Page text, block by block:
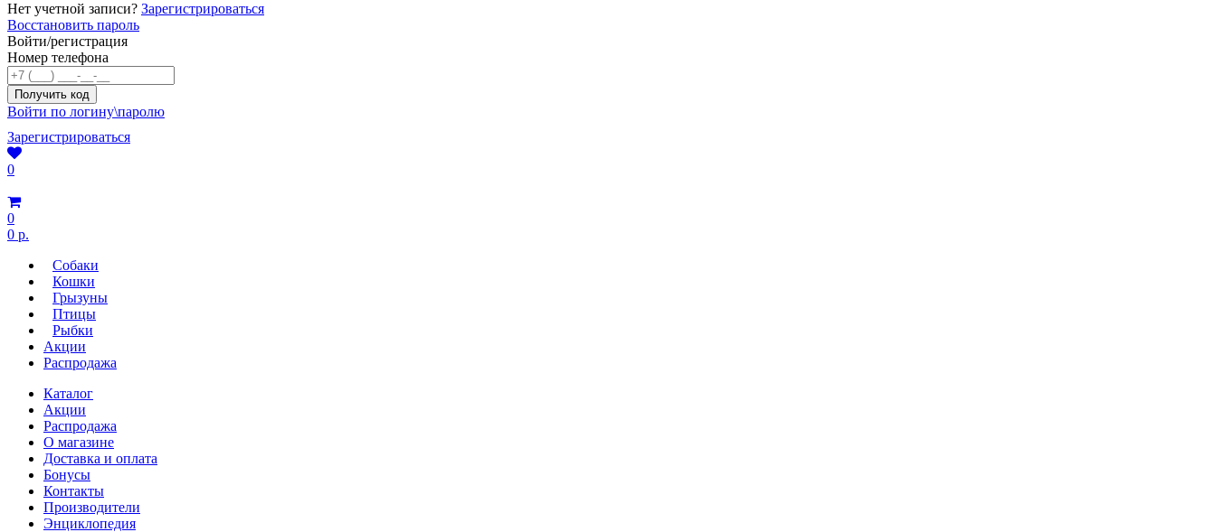
Нет учетной записи? Зарегистрироваться
Восстановить пароль
Войти/регистрация
Номер телефона
Войти по логину\паролю
Зарегистрироваться
0
0
0 р.
Собаки
Кошки
Грызуны
Птицы
Рыбки
Акции
Распродажа
Каталог
Акции
Распродажа
О магазине
Доставка и оплата
Бонусы
Контакты
Производители
Энциклопедия